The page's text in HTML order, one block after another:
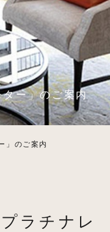
ー」のご案内
」のご案内
ラチナレ